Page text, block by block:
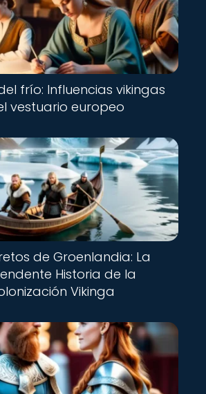
frío: Influencias vikingas
vestuario europeo
de Groenlandia: La
Historia de la
Vikinga